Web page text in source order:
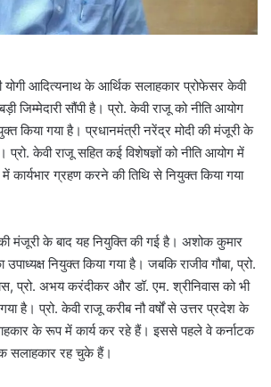
आदित्यनाथ के आर्थिक सलाहकार प्रोफेसर केवी
जिम्मेदारी सौंपी है। प्रो. केवी राजू को नीति आयोग
किया गया है। प्रधानमंत्री नरेंद्र मोदी की मंजूरी के
प्रो. केवी राजू सहित कई विशेषज्ञों को नीति आयोग में
ग्रहण करने की तिथि से नियुक्त किया गया
मंजूरी के बाद यह नियुक्ति की गई है। अशोक कुमार
उपाध्यक्ष नियुक्त किया गया है। जबकि राजीव गौबा, प्रो.
प्रो. अभय करंदीकर और डॉ. एम. श्रीनिवास को भी
है। प्रो. केवी राजू करीब नौ वर्षों से उत्तर प्रदेश के
के रूप में कार्य कर रहे हैं। इससे पहले वे कर्नाटक
सलाहकार रह चुके हैं।